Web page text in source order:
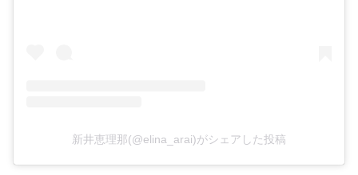
新井恵理那(@elina_arai)がシェアした投稿